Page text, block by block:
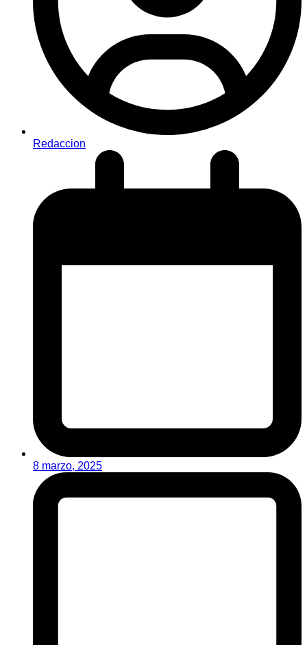
Redaccion
8 marzo, 2025